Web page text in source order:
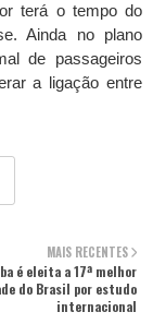
terá o tempo do
Ainda no plano
de passageiros
a ligação entre
MAIS RECENTES
é eleita a 17ª melhor
do Brasil por estudo
internacional